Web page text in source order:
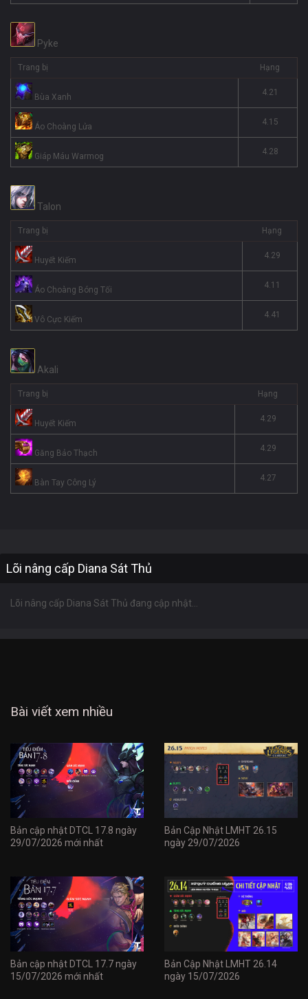
Pyke
Trang bị Hạng
Bùa Xanh 4.21
Áo Choàng Lửa 4.15
Giáp Máu Warmog 4.28
Talon
Trang bị Hạng
Huyết Kiếm 4.29
Áo Choàng Bóng Tối 4.11
Vô Cực Kiếm 4.41
Akali
Trang bị Hạng
Huyết Kiếm 4.29
Găng Bảo Thạch 4.29
Bàn Tay Công Lý 4.27
Lõi nâng cấp Diana Sát Thủ
Lõi nâng cấp Diana Sát Thủ đang cập nhật...
Bài viết xem nhiều
Bản cập nhật DTCL 17.8 ngày
29/07/2026 mới nhất
Bản Cập Nhật LMHT 26.15
ngày 29/07/2026
Bản cập nhật DTCL 17.7 ngày
15/07/2026 mới nhất
Bản Cập Nhật LMHT 26.14
ngày 15/07/2026